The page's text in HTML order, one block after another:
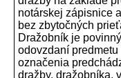
notárskej zápisnice
bez zbytočných
Dražobník je
odovzdaní
označenia
dražby, dražobníka,